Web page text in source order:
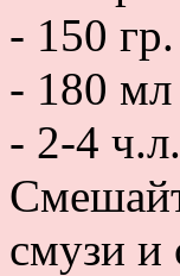
- 150
- 180 мл
- 2-4
смузи и